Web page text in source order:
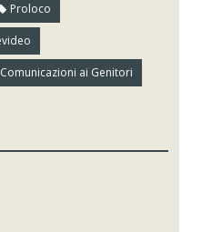
Proloco
ai Genitori